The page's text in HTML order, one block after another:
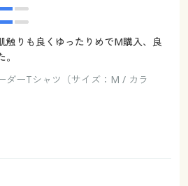
触りも良くゆったりめでМ購入、良
ダーTシャツ（サイズ：M / カラ